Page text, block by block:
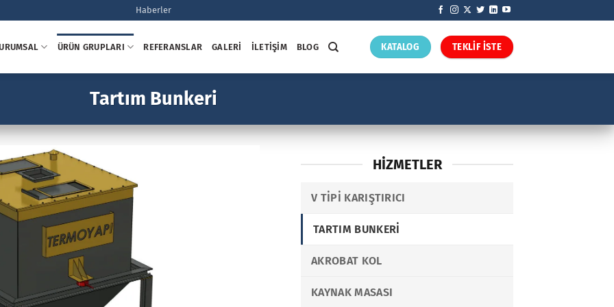
Haberler
ÜRÜN GRUPLARI REFERANSLAR GALERI İLETIŞIM BLOG KATALOG TEKLİF İSTE
Tartım Bunkeri
HIZMETLER
V TIPI KARIŞTIRICI
TARTIM BUNKERI
AKROBAT KOL
KAYNAK MASASI